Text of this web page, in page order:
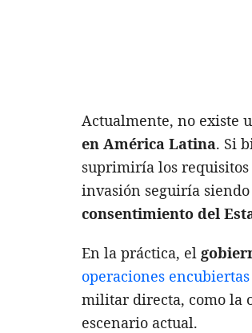
Actualmente, no existe
en América Latina. Si
suprimiría los
invasión seguiría
consentimiento del
En la práctica, el
operaciones encubiertas
militar directa, como la
escenario actual.